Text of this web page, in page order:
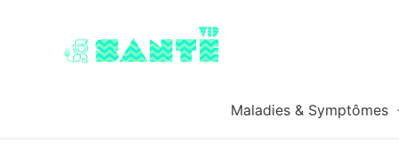
Maladies & Symptômes